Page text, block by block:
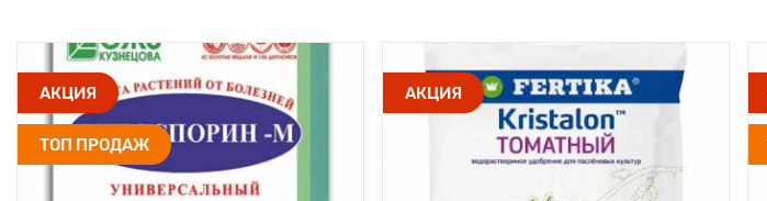
АКЦИЯ
ТОП ПРОДАЖ
АКЦИЯ